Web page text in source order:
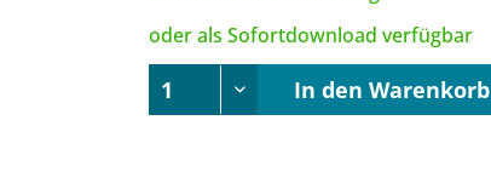
oder als Sofortdownload verfügbar
In den Warenkorb